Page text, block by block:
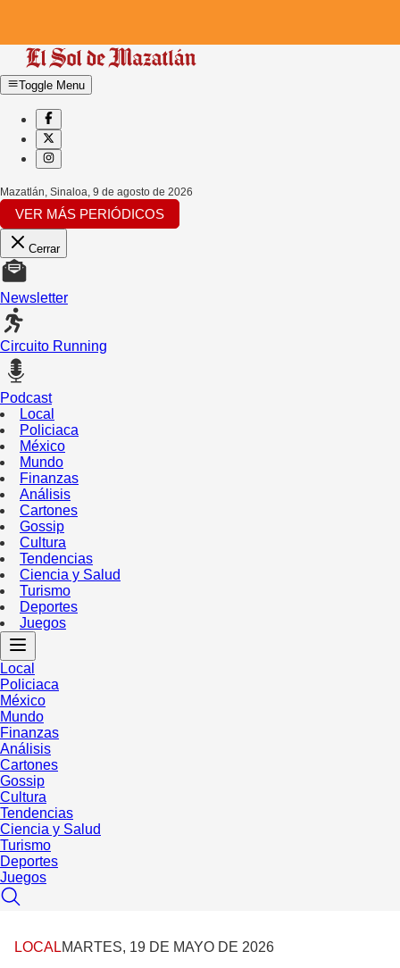
Toggle Menu
Mazatlán, Sinaloa, 9 de agosto de 2026
VER MÁS PERIÓDICOS
Cerrar
Newsletter
Circuito Running
Podcast
Local
Policiaca
México
Mundo
Finanzas
Análisis
Cartones
Gossip
Cultura
Tendencias
Ciencia y Salud
Turismo
Deportes
Juegos
Local
Policiaca
México
Mundo
Finanzas
Análisis
Cartones
Gossip
Cultura
Tendencias
Ciencia y Salud
Turismo
Deportes
Juegos
LOCALMARTES, 19 DE MAYO DE 2026